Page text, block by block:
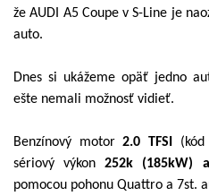
že AUDI A5 Coupe v S-Line je
auto.
Dnes si ukážeme opäť jedno
ešte nemali možnosť vidieť.
Benzínový motor2.0 TFSI
sériový výkon252k (185kW)
pomocou pohonu Quattro a 7st.